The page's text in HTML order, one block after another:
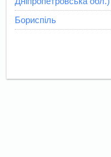
Бориспіль